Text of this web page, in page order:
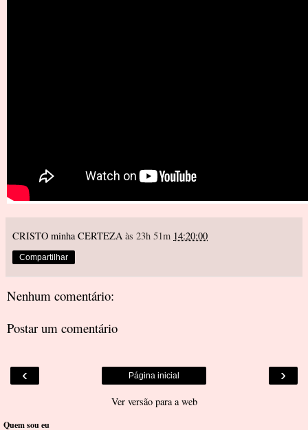
CRISTO minha CERTEZA às 23h 51m 14:20:00
Compartilhar
Nenhum comentário:
Postar um comentário
‹ ›
Página inicial
Ver versão para a web
Quem sou eu